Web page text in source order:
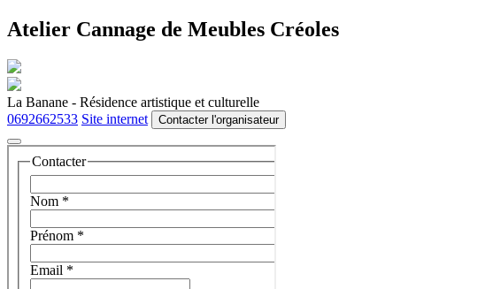
Atelier Cannage de Meubles Créoles
La Banane - Résidence artistique et culturelle
0692662533 Site internet Contacter l'organisateur